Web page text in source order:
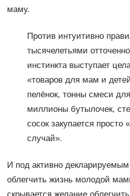
маму.
Против интуитивно
тысячелетьями
инстинкта выступает
«товаров для мам и
пелёнок, тонны смеси
миллионы бутылочек,
сосок закупается просто
случай».
И под активно
облегчить жизнь молодой